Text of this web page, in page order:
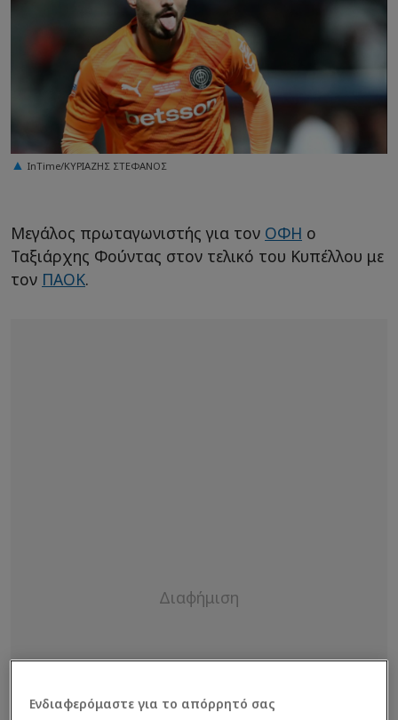
InTime/ΚΥΡΙΑΖΗΣ ΣΤΕΦΑΝΟΣ
Μεγάλος πρωταγωνιστής για τον ΟΦΗ ο
Ταξιάρχης Φούντας στον τελικό του Κυπέλλου με
τον ΠΑΟΚ.
Ενδιαφερόμαστε για το απόρρητό σας